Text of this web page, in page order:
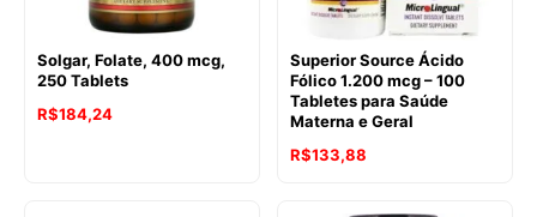
Solgar, Folate, 400 mcg,
250 Tablets
R$184,24
Superior Source Ácido
Fólico 1.200 mcg – 100
Tabletes para Saúde
Materna e Geral
R$133,88